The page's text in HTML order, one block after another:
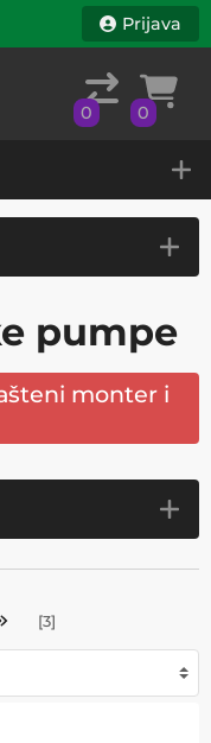
Prijava
0 0
pumpe
monter i
[3]